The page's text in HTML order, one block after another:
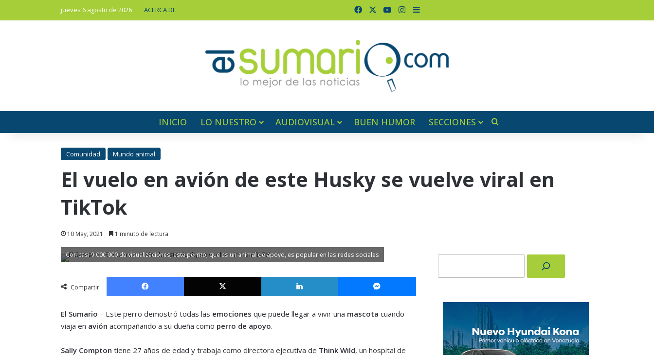
jueves 6 agosto de 2026 ACERCA DE FacebookYouTubeInstagram
Barra lateral
INICIO LO NUESTRO AUDIOVISUAL BUEN HUMOR SECCIONES
Comunidad Mundo animal
El vuelo en avión de este Husky se vuelve viral en
TikTok
10 May, 2021 1 minuto de lectura
Con casi 9.000.000 de visualizaciones, este perrito, que es un animal de apoyo, es popular en las redes sociales
Compartir
Facebook X LinkedIn Messenger
El Sumario – Este perro demostró todas las emociones que puede llegar a vivir una mascota cuando
viaja en avión acompañando a su dueña como perro de apoyo.
Sally Compton tiene 27 años de edad y trabaja como directora ejecutiva de Think Wild, un hospital de